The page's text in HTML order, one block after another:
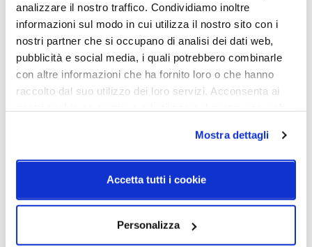
analizzare il nostro traffico. Condividiamo inoltre
informazioni sul modo in cui utilizza il nostro sito con i
nostri partner che si occupano di analisi dei dati web,
pubblicità e social media, i quali potrebbero combinarle
con altre informazioni che ha fornito loro o che hanno
raccolto dal suo utilizzo dei loro servizi. Acconsenta ai
Mostra dettagli
Accetta tutti i cookie
Personalizza
Classe energetica
A++
IP
20
Schemi tecnici